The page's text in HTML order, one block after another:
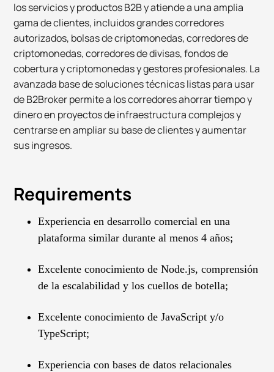
los servicios y productos B2B y atiende a una amplia
gama de clientes, incluidos grandes corredores
autorizados, bolsas de criptomonedas, corredores de
criptomonedas, corredores de divisas, fondos de
cobertura y criptomonedas y gestores profesionales. La
avanzada base de soluciones técnicas listas para usar
de B2Broker permite a los corredores ahorrar tiempo y
dinero en proyectos de infraestructura complejos y
centrarse en ampliar su base de clientes y aumentar
sus ingresos.
Requirements
Experiencia en desarrollo comercial en una
plataforma similar durante al menos 4 años;
Excelente conocimiento de Node.js, comprensión
de la escalabilidad y los cuellos de botella;
Excelente conocimiento de JavaScript y/o
TypeScript;
Experiencia con bases de datos relacionales